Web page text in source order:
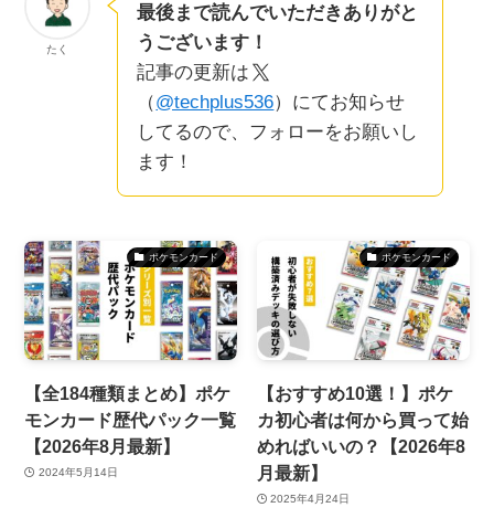
たく
最後まで読んでいただきありがと
うございます！
記事の更新は
（@techplus536）にてお知らせ
してるので、フォローをお願いし
ます！
ポケモンカード
【全184種類まとめ】ポケ
モンカード歴代パック一覧
【2026年8月最新】
2024年5月14日
ポケモンカード
【おすすめ10選！】ポケ
カ初心者は何から買って始
めればいいの？【2026年8
月最新】
2025年4月24日